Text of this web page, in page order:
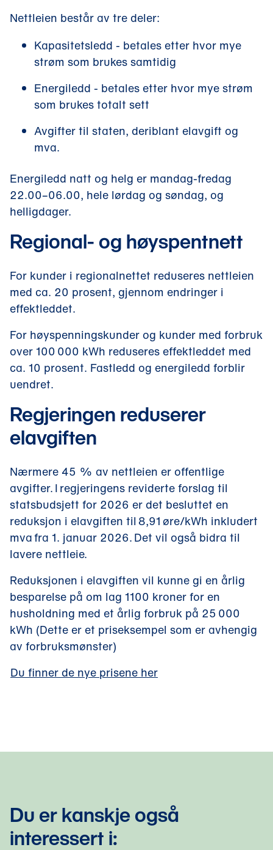
Nettleien består av tre deler:
Kapasitetsledd - betales etter hvor mye
strøm som brukes samtidig
Energiledd - betales etter hvor mye strøm
som brukes totalt sett
Avgifter til staten, deriblant elavgift og
mva.
Energiledd natt og helg er mandag-fredag
22.00–06.00, hele lørdag og søndag, og
helligdager.
Regional- og høyspentnett
For kunder i regionalnettet reduseres nettleien
med ca. 20 prosent, gjennom endringer i
effektleddet.
For høyspenningskunder og kunder med forbruk
over 100 000 kWh reduseres effektleddet med
ca. 10 prosent. Fastledd og energiledd forblir
uendret.
Regjeringen reduserer
elavgiften
Nærmere 45 % av nettleien er offentlige
avgifter. I regjeringens reviderte forslag til
statsbudsjett for 2026 er det besluttet en
reduksjon i elavgiften til 8,91 øre/kWh inkludert
mva fra 1. januar 2026. Det vil også bidra til
lavere nettleie.
Reduksjonen i elavgiften vil kunne gi en årlig
besparelse på om lag 1100 kroner for en
husholdning med et årlig forbruk på 25 000
kWh (Dette er et priseksempel som er avhengig
av forbruksmønster)
Du finner de nye prisene her
Du er kanskje også
interessert i: